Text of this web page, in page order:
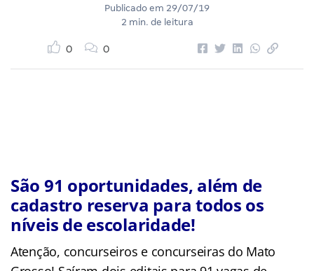
Publicado em 29/07/19
2 min. de leitura
0 0
São 91 oportunidades, além de
cadastro reserva para todos os
níveis de escolaridade!
Atenção, concurseiros e concurseiras do Mato